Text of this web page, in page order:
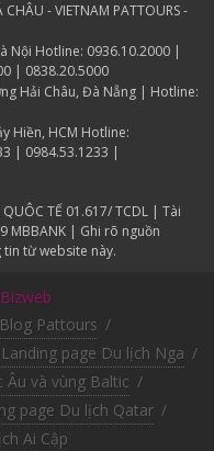
- VIETNAM PATTOURS -
Nội Hotline: 0936.10.2000 |
| 0838.20.5000
Hải Châu, Đà Nẵng | Hotline:
Hiền, HCM Hotline:
| 0984.53.1233 |
TẾ 01.617/ TCDL | Tài
MBBANK | Ghi rõ nguồn
từ website này.
Bizweb
Blog Pattours /
Landing page Du lịch Nga /
Âu và vùng Baltic /
page Du lịch Qatar /
Ai Cập